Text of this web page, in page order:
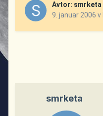
Avtor: smrketa
9. januar 2006 v
smrketa